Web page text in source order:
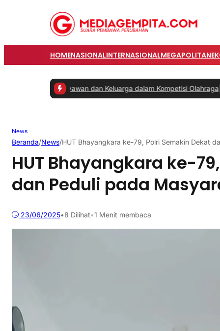
HOMENASIONALINTERNASIONALMEGAPOLITAN
Karyawan dan Keluarga dalam Kompetisi Olahraga|#2 -
News
Beranda/News/HUT Bhayangkara ke-79, Polri Semakin Dekat
HUT Bhayangkara ke-
dan Peduli pada
23/06/2025•8 Dilihat•1 Menit membaca